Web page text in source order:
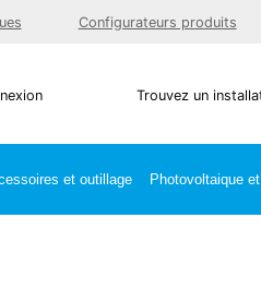
Configurateurs produits
Trouvez un
et outillage Photovoltaique